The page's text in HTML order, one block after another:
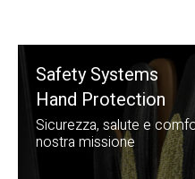
Safety Systems
Hand Protection
Sicurezza, salute e
nostra missione